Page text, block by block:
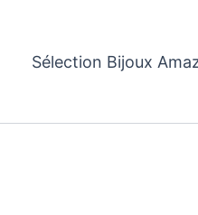
Sélection Bijoux